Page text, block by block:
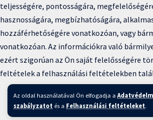
Az oldal használatával Ön elfogadja a
szabályzatot és a Felhasználási feltételeket.
teljességére, pontosságára,
hasznosságára, megbízhatóságára,
hozzáférhetőségére vonatkozóan, vagy
vonatkozóan. Az információkra való
ezért szigorúan az Ön saját felelősségére
feltételek a felhasználási feltételekben
Copyright © 2025
Felhasználási feltételek –Adatvédelmi